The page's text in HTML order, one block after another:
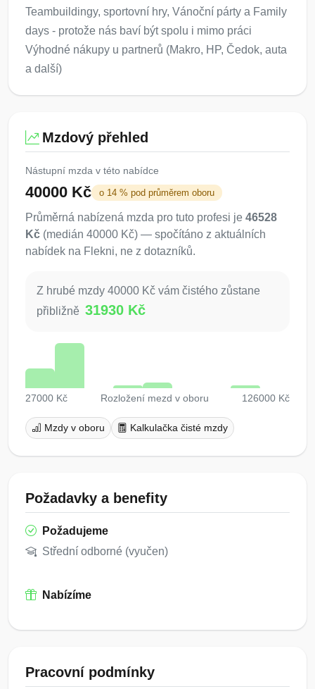
Teambuildingy, sportovní hry, Vánoční párty a Family
days - protože nás baví být spolu i mimo práci
Výhodné nákupy u partnerů (Makro, HP, Čedok, auta
a další)
Mzdový přehled
Nástupní mzda v této nabídce
40000 Kč o 14 % pod průměrem oboru
Průměrná nabízená mzda pro tuto profesi je 46528
Kč (medián 40000 Kč) — spočítáno z aktuálních
nabídek na Flekni, ne z dotazníků.
Z hrubé mzdy 40000 Kč vám čistého zůstane
přibližně 31930 Kč
27000 Kč Rozložení mezd v oboru 126000 Kč
Mzdy v oboru Kalkulačka čisté mzdy
Požadavky a benefity
Požadujeme
Střední odborné (vyučen)
Nabízíme
Pracovní podmínky